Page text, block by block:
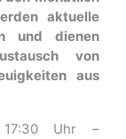
aktuelle
und dienen
von
aus
Uhr –